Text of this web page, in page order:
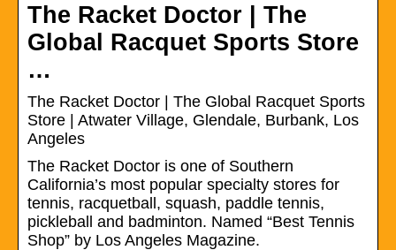
The Racket Doctor | The
Global Racquet Sports Store
…
The Racket Doctor | The Global Racquet Sports
Store | Atwater Village, Glendale, Burbank, Los
Angeles
The Racket Doctor is one of Southern
California’s most popular specialty stores for
tennis, racquetball, squash, paddle tennis,
pickleball and badminton. Named “Best Tennis
Shop” by Los Angeles Magazine.